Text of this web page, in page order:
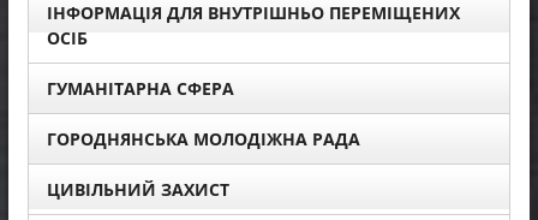
ІНФОРМАЦІЯ ДЛЯ ВНУТРІШНЬО ПЕРЕМІЩЕНИХ
ОСІБ
ГУМАНІТАРНА СФЕРА
ГОРОДНЯНСЬКА МОЛОДІЖНА РАДА
ЦИВІЛЬНИЙ ЗАХИСТ